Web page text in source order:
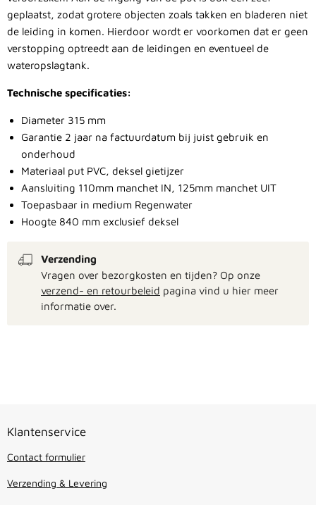
geplaatst, zodat grotere objecten zoals takken en bladeren niet
de leiding in komen. Hierdoor wordt er voorkomen dat er geen
verstopping optreedt aan de leidingen en eventueel de
wateropslagtank.
Technische specificaties:
Diameter 315 mm
Garantie 2 jaar na factuurdatum bij juist gebruik en
onderhoud
Materiaal put PVC, deksel gietijzer
Aansluiting 110mm manchet IN, 125mm manchet UIT
Toepasbaar in medium Regenwater
Hoogte 840 mm exclusief deksel
Verzending
Vragen over bezorgkosten en tijden? Op onze
verzend- en retourbeleid pagina vind u hier meer
informatie over.
Klantenservice
Contact formulier
Verzending & Levering